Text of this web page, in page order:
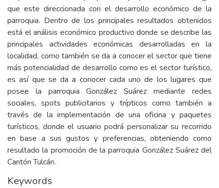
que este direccionada con el desarrollo económico de la
parroquia. Dentro de los principales resultados obtenidos
está el análisis económico productivo donde se describe las
principales actividades económicas desarrolladas en la
localidad, como también se da a conocer el sector que tiene
más potencialidad de desarrollo como es el sector turístico,
es así que se da a conocer cada uno de los lugares que
posee la parroquia González Suárez mediante redes
sociales, spots publicitarios y trípticos como también a
través de la implementación de una oficina y paquetes
turísticos, donde el usuario podrá personalizar su recorrido
en base a sus gustos y preferencias, obteniendo como
resultado la promoción de la parroquia González Suárez del
Cantón Tulcán.
Keywords